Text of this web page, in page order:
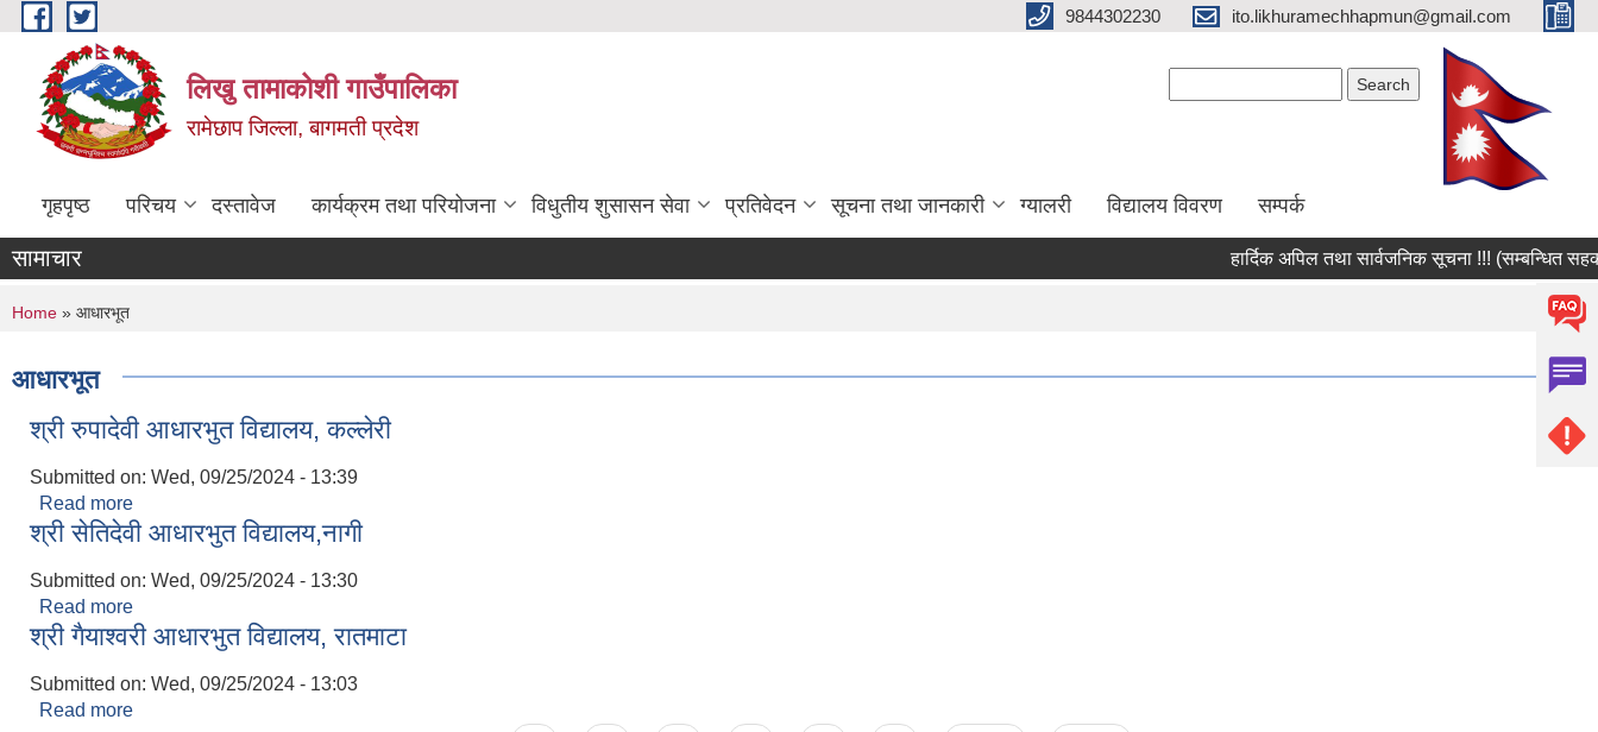
Skip to main content 9844302230 ito.likhuramechhapmun@gmail.com
लिखु तामाकोशी गाउँपालिका
रामेछाप जिल्ला, बागमती प्रदेश
गृहपृष्ठ परिचय दस्तावेज कार्यक्रम तथा परियोजना विधुतीय शुसासन सेवा प्रतिवेदन सूचना तथा जानकारी ग्यालरी विद्यालय विवरण सम्पर्क
सामाचार हार्दिक अपिल तथा सार्वजनिक सूचना !!! (सम्बन्धित
You are here
Home » आधारभूत
आधारभूत
श्री रुपादेवी आधारभुत विद्यालय, कल्लेरी
Submitted on: Wed, 09/25/2024 - 13:39
Read more
श्री सेतिदेवी आधारभुत विद्यालय,नागी
Submitted on: Wed, 09/25/2024 - 13:30
Read more
श्री गैयाश्वरी आधारभुत विद्यालय, रातमाटा
Submitted on: Wed, 09/25/2024 - 13:03
Read more